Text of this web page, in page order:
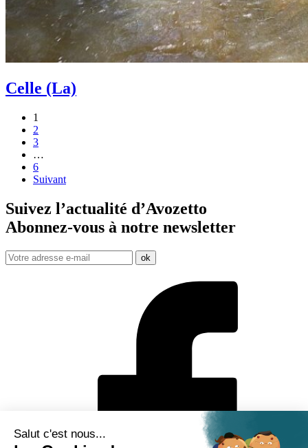
Celle (La)
1
2
3
…
6
Suivant
Suivez l’actualité d’Avozetto
Abonnez-vous à notre newsletter